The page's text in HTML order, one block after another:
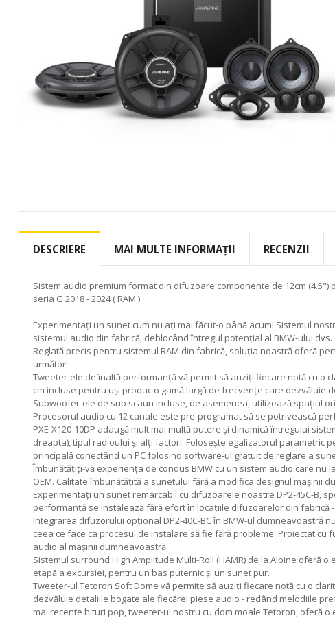
to
beginning
images
DESCRIERE MAI MULTE INFORMAȚII RECENZII
Sistem audio premium format din difuzoare componente de 12cm
seria G 2018 - 2024 ( RAM )
Experimentați un sunet cum nu ați mai făcut-o până acum! Sistemul
sistemul audio din fabrică, deblocând întregul potențial al BMW-ului
Reglată precis pentru sistemul RAM din fabrică, soluția noastră oferă
următor!
Tweeter-ele de înaltă performanță vă permit să auziți fiecare notă cu o
cm incluse pentru uși produc o gamă largă de frecvențe care
Subwoofer-ele de sub scaun incluse, de asemenea, utilizează spațiul
Procesorul audio cu 12 canale este pre-programat să se potrivească
PXE-X120-10DP adaugă mult mai multă putere și dinamică întregului
dreapta), tipul radioului și alți factori. Folosește egalizatorul parametric
principală conectând un PC folosind software-ul gratuit de reglare a
Îmbunătățiți-vă experiența de condus BMW cu un sistem audio care nu
OEM. Calitate îmbunătățită a sunetului fără a modifica designul mașinii
Experimentați un sunet remarcabil cu difuzoarele noastre DP2-45C-B,
performanță se instalează fără efort în locațiile difuzoarelor din fabrică
Integrarea difuzorului opțional DP2-40C-BC în BMW-ul dumneavoastră
ceea ce face ca procesul de instalare să fie fără probleme. Proiectat
audio al mașinii dumneavoastră.
Sistemul surround High Amplitude Multi-Roll (HAMR) de la Alpine oferă
etapă a excursiei, pentru un bas puternic și un sunet pur.
Tweeter-ul Tetoron Soft Dome vă permite să auziți fiecare notă cu o
dezvăluie detaliile bogate ale fiecărei piese audio - redând melodiile
mai recente hituri pop, tweeter-ul nostru cu dom moale Tetoron, oferă